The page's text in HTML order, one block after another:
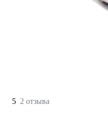
5 2 отзыва